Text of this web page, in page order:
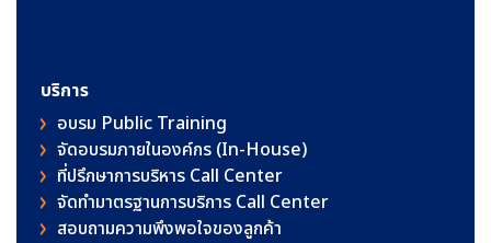
บริการ
อบรม Public Training
จัดอบรมภายในองค์กร (In-House)
ที่ปรึกษาการบริหาร Call Center
จัดทำมาตรฐานการบริการ Call Center
สอบถามความพึงพอใจของลูกค้า